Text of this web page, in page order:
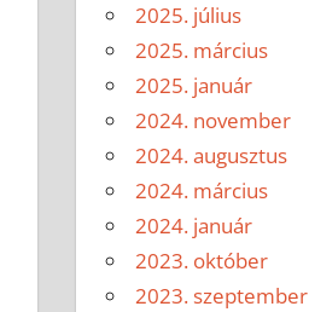
2025. július
2025. március
2025. január
2024. november
2024. augusztus
2024. március
2024. január
2023. október
2023. szeptember